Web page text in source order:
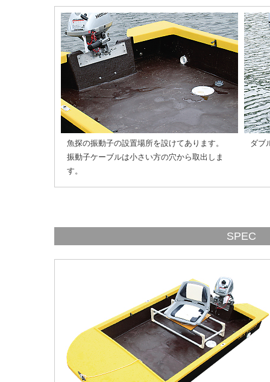
魚探の振動子の設置場所を設けてあります。
振動子ケーブルは小さい方の穴から取出しま
す。
ダブ
SPEC